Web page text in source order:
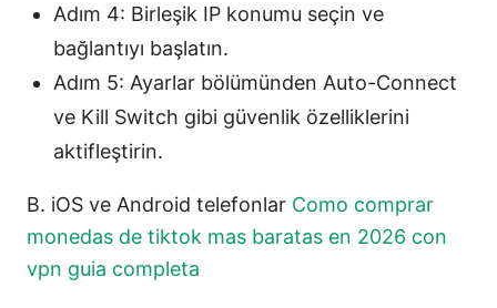
Adım 4: Birleşik IP konumu seçin ve
bağlantıyı başlatın.
Adım 5: Ayarlar bölümünden Auto-Connect
ve Kill Switch gibi güvenlik özelliklerini
aktifleştirin.
B. iOS ve Android telefonlar Como comprar
monedas de tiktok mas baratas en 2026 con
vpn guia completa